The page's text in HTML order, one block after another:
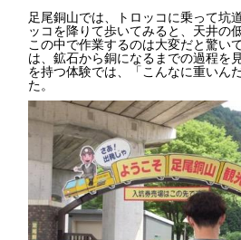
足尾銅山では、トロッコに乗って坑
ッコを降りて歩いてみると、天井の
この中で作業するのは大変だと驚い
は、鉱石から銅になるまでの過程を
を持つ体験では、「こんなに重いん
た。